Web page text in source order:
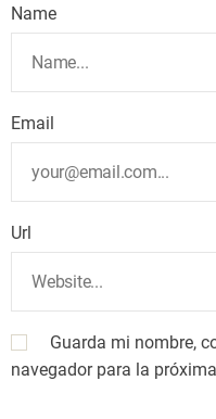
Name
Email
Url
Guarda mi nombre,
navegador para la